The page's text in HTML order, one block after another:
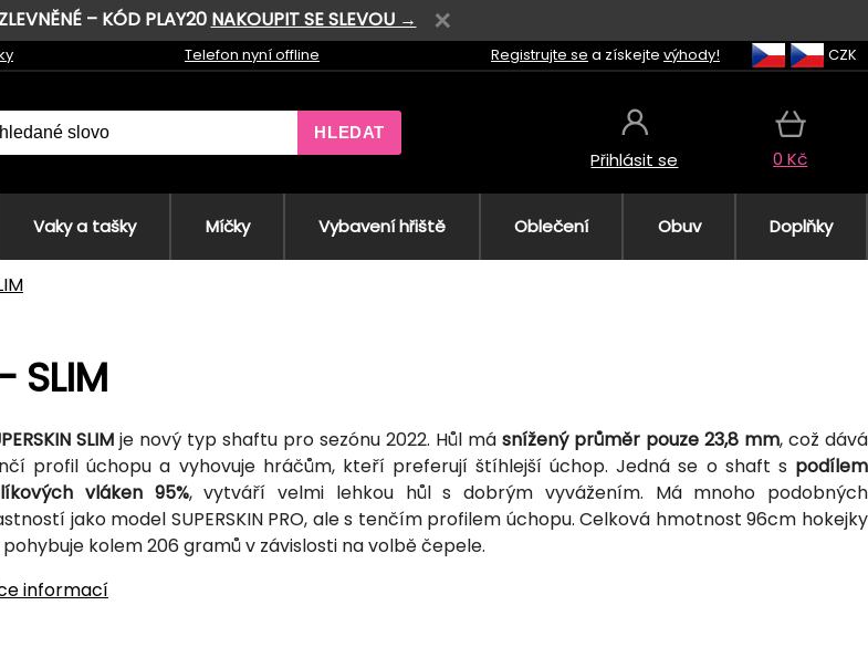
– KÓD PLAY20 NAKOUPIT SE SLEVOU →
Telefon nyní offline Registrujte se a získejte výhody! CZK
HLEDAT
Přihlásit se 0 Kč
Vaky a tašky Míčky Vybavení hřiště Oblečení Obuv Doplňky
SLIM
SLIM je nový typ shaftu pro sezónu 2022. Hůl má snížený průměr pouze 23,8 mm, což dává
profil úchopu a vyhovuje hráčům, kteří preferují štíhlejší úchop. Jedná se o shaft s podílem
vláken 95%, vytváří velmi lehkou hůl s dobrým vyvážením. Má mnoho podobných
jako model SUPERSKIN PRO, ale s tenčím profilem úchopu. Celková hmotnost 96cm hokejky
pohybuje kolem 206 gramů v závislosti na volbě čepele.
informací